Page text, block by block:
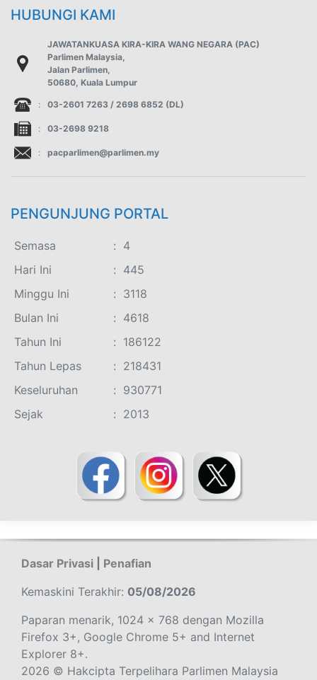
HUBUNGI KAMI
JAWATANKUASA KIRA-KIRA WANG NEGARA (PAC)
Parlimen Malaysia,
Jalan Parlimen,
50680, Kuala Lumpur
: 03-2601 7263 / 2698 6852 (DL)
: 03-2698 9218
: pacparlimen@parlimen.my
PENGUNJUNG PORTAL
Semasa : 4
Hari Ini
: 445
Minggu Ini
: 3118
Bulan Ini
: 4618
Tahun Ini
: 186122
Tahun Lepas
: 218431
Keseluruhan
: 930771
Sejak
: 2013
Dasar Privasi
Penafian
Kemaskini Terakhir: 05/08/2026
Paparan menarik, 1024 x 768 dengan Mozilla
Firefox 3+, Google Chrome 5+ and Internet
Explorer 8+.
2026 © Hakcipta Terpelihara Parlimen Malaysia